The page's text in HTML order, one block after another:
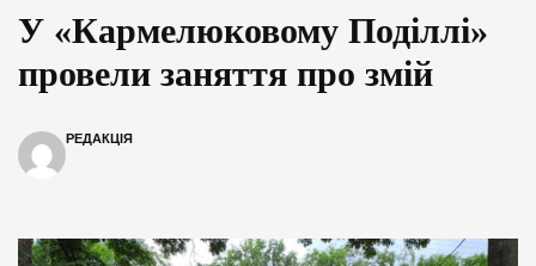
У «Кармелюковому Поділлі»
провели заняття про змій
РЕДАКЦІЯ